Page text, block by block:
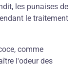
les punaises de
le traitement
comme
l'odeur des